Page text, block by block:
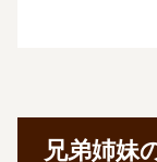
兄弟姉妹